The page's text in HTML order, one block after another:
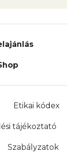
Etikai kódex
tájékoztató
Szabályzatok